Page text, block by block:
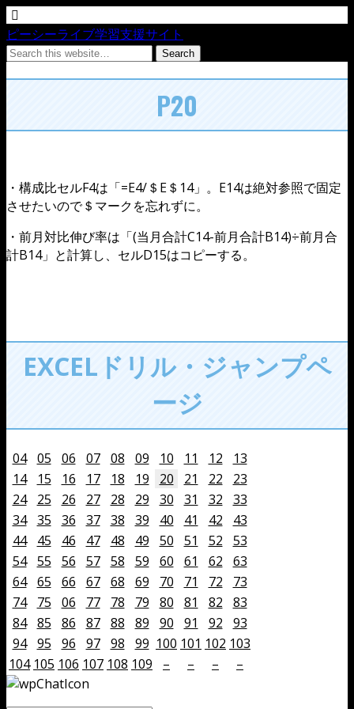
ピーシーライブ学習支援サイト
P20
・構成比セルF4は「=E4/＄E＄14」。E14は絶対参照で固定
させたいので＄マークを忘れずに。
・前月対比伸び率は「(当月合計C14-前月合計B14)÷前月合
計B14」と計算し、セルD15はコピーする。
EXCELドリル・ジャンプペ
ージ
04 05 06 07 08 09 10 11 12
13
14
15 16 17 18 19 20 21 22
23
24
25 26 27 28 29 30 31 32
33
34
35 36 37 38 39 40 41 42
43
44
45 46 47 48 49 50 51 52
53
54
55 56 57 58 59 60 61 62
63
64
65 66 67 68 69 70 71 72
73
74
75 06 77 78 79 80 81 82
83
84
85 86 87 88 89 90 91 92
93
94
95 96 97 98 99 100 101 102 103
104 105 106 107 108 109 – – – –